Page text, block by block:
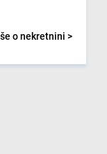
o nekretnini >